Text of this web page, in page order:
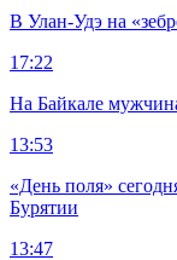
В Улан-Удэ на
17:22
На Байкале
13:53
«День поля»
Бурятии
13:47